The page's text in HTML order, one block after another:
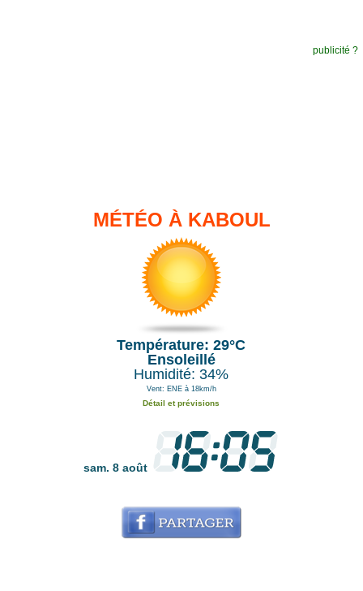
publicité ?
MÉTÉO À KABOUL
Température: 29°C
Ensoleillé
Humidité: 34%
Vent: ENE à 18km/h
Détail et prévisions
sam. 8 août